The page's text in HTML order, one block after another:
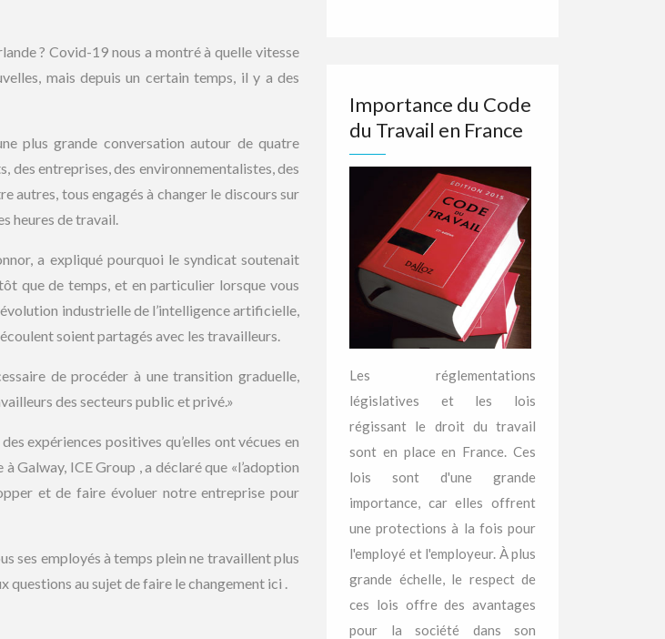
? Covid-19 nous a montré à quelle vitesse
mais depuis un certain temps, il y a des
plus grande conversation autour de quatre
des entreprises, des environnementalistes, des
autres, tous engagés à changer le discours sur
heures de travail.
a expliqué pourquoi le syndicat soutenait
que de temps, et en particulier lorsque vous
industrielle de l’intelligence artificielle,
soient partagés avec les travailleurs.
de procéder à une transition graduelle,
des secteurs public et privé.»
expériences positives qu’elles ont vécues en
Galway, ICE Group , a déclaré que «l’adoption
et de faire évoluer notre entreprise pour
ses employés à temps plein ne travaillent plus
questions au sujet de faire le changement ici .
Importance du Code
du Travail en France
Les réglementations
législatives et les lois
régissant le droit du travail
sont en place en France. Ces
lois sont d'une grande
importance, car elles offrent
une protections à la fois pour
l'employé et l'employeur. À plus
grande échelle, le respect de
ces lois offre des avantages
pour la société dans son